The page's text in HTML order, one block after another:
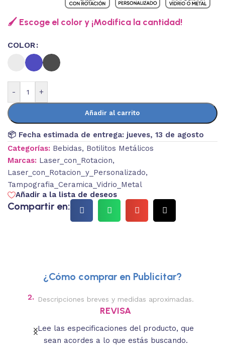
🖌️ Escoge el color y ¡Modifica la cantidad!
COLOR
- +
Añadir al carrito
📦 Fecha estimada de entrega: jueves, 13 de agosto
Categorías: Bebidas, Botilitos Metálicos
Marcas: Laser_con_Rotacion,
Laser_con_Rotacion_y_Personalizado,
Tampografia_Ceramica_Vidrio_Metal
Añadir a la lista de deseos
Compartir en:
¿Cómo comprar en Publicitar?
2. Descripciones breves y medidas aproximadas.
REVISA
Lee las especificaciones del producto, que
sean acordes a lo que estás buscando.